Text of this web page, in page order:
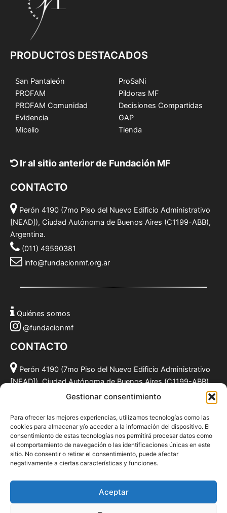
Gestionar consentimiento
Para ofrecer las mejores experiencias, utilizamos tecnologías como las
cookies para almacenar y/o acceder a la información del dispositivo. El
consentimiento de estas tecnologías nos permitirá procesar datos como
el comportamiento de navegación o las identificaciones únicas en este
sitio. No consentir o retirar el consentimiento, puede afectar
negativamente a ciertas características y funciones.
Aceptar
PRODUCTOS DESTACADOS
San Pantaleón
PROFAM
PROFAM Comunidad
Evidencia
Micelio
ProSaNi
Pildoras MF
Decisiones Compartidas
GAP
Tienda
Ir al sitio anterior de Fundación MF
CONTACTO
Perón 4190 (7mo Piso del Nuevo Edificio Administrativo
[NEAD]), Ciudad Autónoma de Buenos Aires (C1199-ABB),
Argentina.
(011) 49590381
info@fundacionmf.org.ar
Quiénes somos
@fundacionmf
CONTACTO
Perón 4190 (7mo Piso del Nuevo Edificio Administrativo
[NEAD]), Ciudad Autónoma de Buenos Aires (C1199-ABB),
info@fundacionmf.org.ar
Politica de privacidad